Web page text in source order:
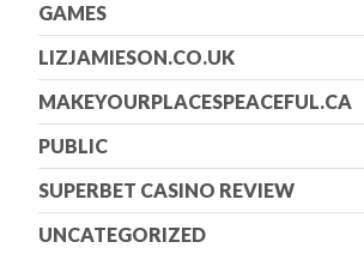
GAMES
LIZJAMIESON.CO.UK
MAKEYOURPLACESPEACEFUL.CA
PUBLIC
SUPERBET CASINO REVIEW
UNCATEGORIZED